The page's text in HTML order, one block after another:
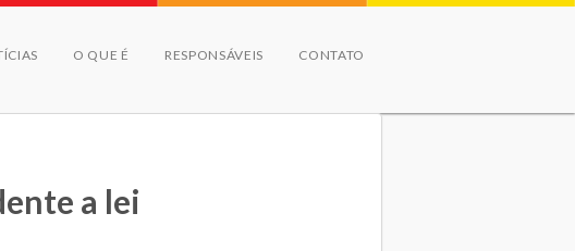
O QUE É RESPONSÁVEIS CONTATO
a lei